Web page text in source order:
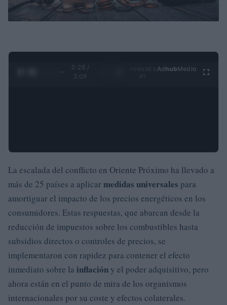
0:28 /
3:09
Ad hubMedia
La escalada del conflicto en Oriente Próximo ha llevado a
más de 25 países a aplicarmedidas universales para
amortiguar el impacto de los precios energéticos en los
consumidores. Estas respuestas, que abarcan desde la
reducción de impuestos sobre los combustibles hasta
subsidios directos o controles de precios, se
implementaron con rapidez para contener el efecto
inmediato sobre la inflación y el poder adquisitivo, pero
ahora están en el punto de mira de los organismos
internacionales por su coste y efectos colaterales.